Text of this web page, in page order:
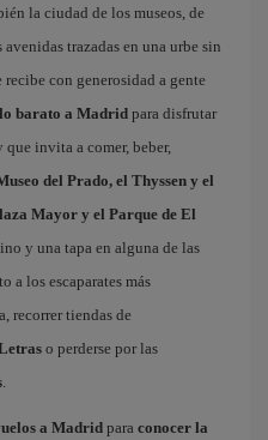
la ciudad de los museos, de
trazadas en una urbe sin
con generosidad a gente
barato a Madrid para disfrutar
invita a comer, beber,
del Prado, el Thyssen y el
Mayor y el Parque de El
y una tapa en alguna de las
a los escaparates más
recorrer tiendas de
o perderse por las
.
a Madridpara conocer la